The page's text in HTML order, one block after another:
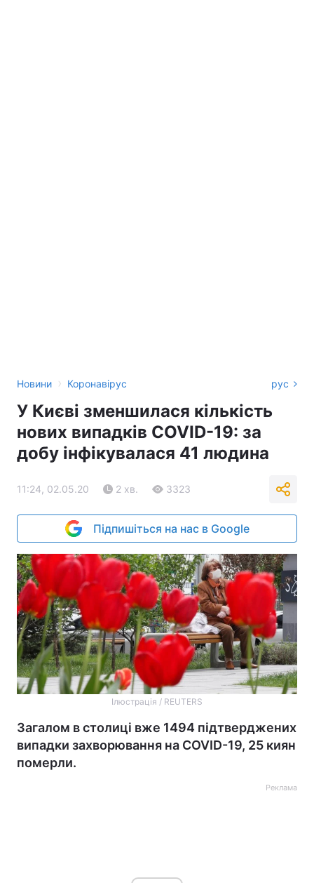
Новини › Коронавірус рус
У Києві зменшилася кількість
нових випадків COVID-19: за
добу інфікувалася 41 людина
11:24, 02.05.20 2 хв. 3323
Підпишіться на нас в Google
Ілюстрація / REUTERS
Загалом в столиці вже 1494 підтверджених
випадки захворювання на COVID-19, 25 киян
померли.
Реклама